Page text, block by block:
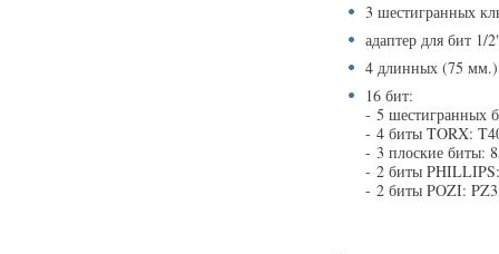
3 шестигранных
адаптер для бит 1/
4 длинных (75 мм.)
16 бит:
- 5 шестигранных
- 4 биты TORX:
- 3 плоские
- 2 биты
- 2 биты POZI: